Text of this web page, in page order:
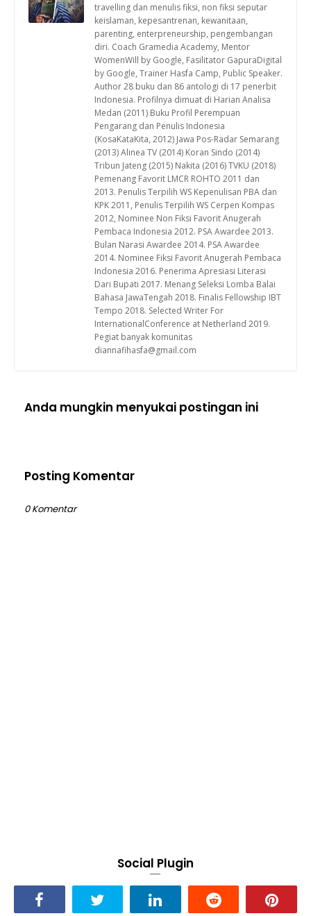
travelling dan menulis fiksi, non fiksi seputar
keislaman, kepesantrenan, kewanitaan,
parenting, enterpreneurship, pengembangan
diri. Coach Gramedia Academy, Mentor
WomenWill by Google, Fasilitator GapuraDigital
by Google, Trainer Hasfa Camp, Public Speaker.
Author 28 buku dan 86 antologi di 17 penerbit
Indonesia. Profilnya dimuat di Harian Analisa
Medan (2011) Buku Profil Perempuan
Pengarang dan Penulis Indonesia
(KosaKataKita, 2012) Jawa Pos-Radar Semarang
(2013) Alinea TV (2014) Koran Sindo (2014)
Tribun Jateng (2015) Nakita (2016) TVKU (2018)
Pemenang Favorit LMCR ROHTO 2011 dan
2013. Penulis Terpilih WS Kepenulisan PBA dan
KPK 2011, Penulis Terpilih WS Cerpen Kompas
2012, Nominee Non Fiksi Favorit Anugerah
Pembaca Indonesia 2012. PSA Awardee 2013.
Bulan Narasi Awardee 2014. PSA Awardee
2014. Nominee Fiksi Favorit Anugerah Pembaca
Indonesia 2016. Penerima Apresiasi Literasi
Dari Bupati 2017. Menang Seleksi Lomba Balai
Bahasa JawaTengah 2018. Finalis Fellowship IBT
Tempo 2018. Selected Writer For
InternationalConference at Netherland 2019.
Pegiat banyak komunitas
diannafihasfa@gmail.com
Anda mungkin menyukai postingan ini
Posting Komentar
0 Komentar
Social Plugin